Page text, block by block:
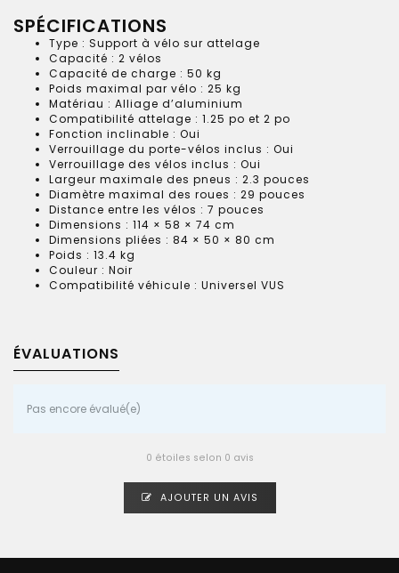
SPÉCIFICATIONS
Type : Support à vélo sur attelage
Capacité : 2 vélos
Capacité de charge : 50 kg
Poids maximal par vélo : 25 kg
Matériau : Alliage d’aluminium
Compatibilité attelage : 1.25 po et 2 po
Fonction inclinable : Oui
Verrouillage du porte-vélos inclus : Oui
Verrouillage des vélos inclus : Oui
Largeur maximale des pneus : 2.3 pouces
Diamètre maximal des roues : 29 pouces
Distance entre les vélos : 7 pouces
Dimensions : 114 × 58 × 74 cm
Dimensions pliées : 84 × 50 × 80 cm
Poids : 13.4 kg
Couleur : Noir
Compatibilité véhicule : Universel VUS
ÉVALUATIONS
Pas encore évalué(e)
0 étoiles selon 0 avis
AJOUTER UN AVIS